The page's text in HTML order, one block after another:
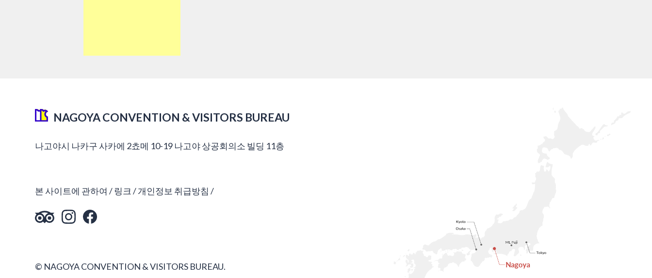
NAGOYA CONVENTION & VISITORS BUREAU
나고야시 나카구 사카에 2쵸메 10-19 나고야 상공회의소 빌딩 11층
본 사이트에 관하여 링크 개인정보 취급방침
© NAGOYA CONVENTION & VISITORS BUREAU.